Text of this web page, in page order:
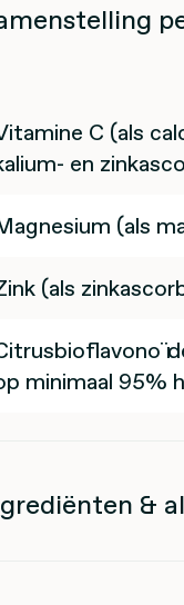
C (als
en
(als
(als
minimaal 95%
&